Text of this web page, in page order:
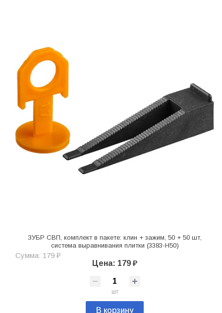
ЗУБР СВП, комплект в пакете: клин + зажим, 50 + 50 шт,
система выравнивания плитки (3383-H50)
Сумма: 179 ₽
Цена: 179 ₽
шт
В корзину